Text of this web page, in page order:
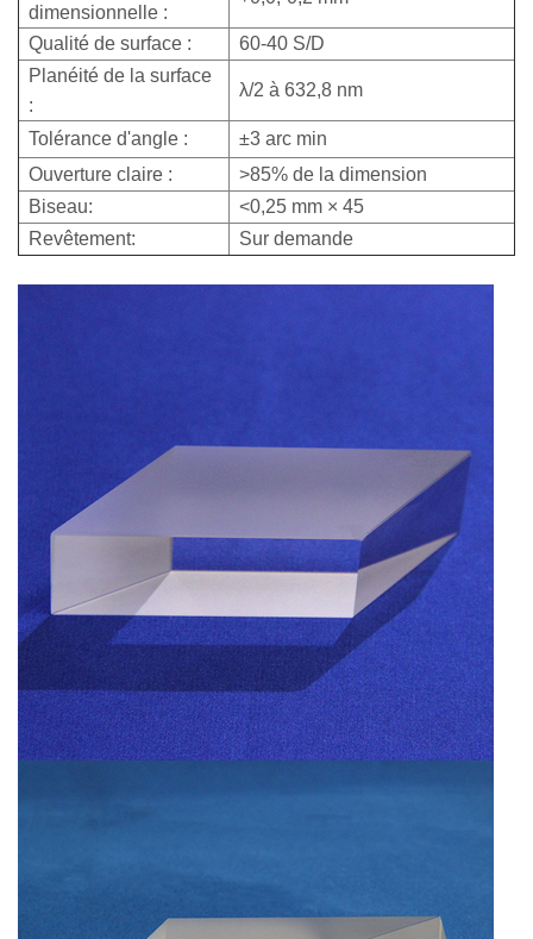
dimensionnelle :
Qualité de surface :
60-40 S/D
Planéité de la surface
:
λ/2 à 632,8 nm
Tolérance d'angle :
±3 arc min
Ouverture claire :
>85% de la dimension
Biseau:
<0,25 mm × 45
Revêtement:
Sur demande